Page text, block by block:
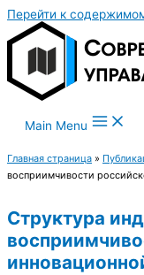
Перейти к
Main Menu
Главная страница »
восприимчивости
Структура